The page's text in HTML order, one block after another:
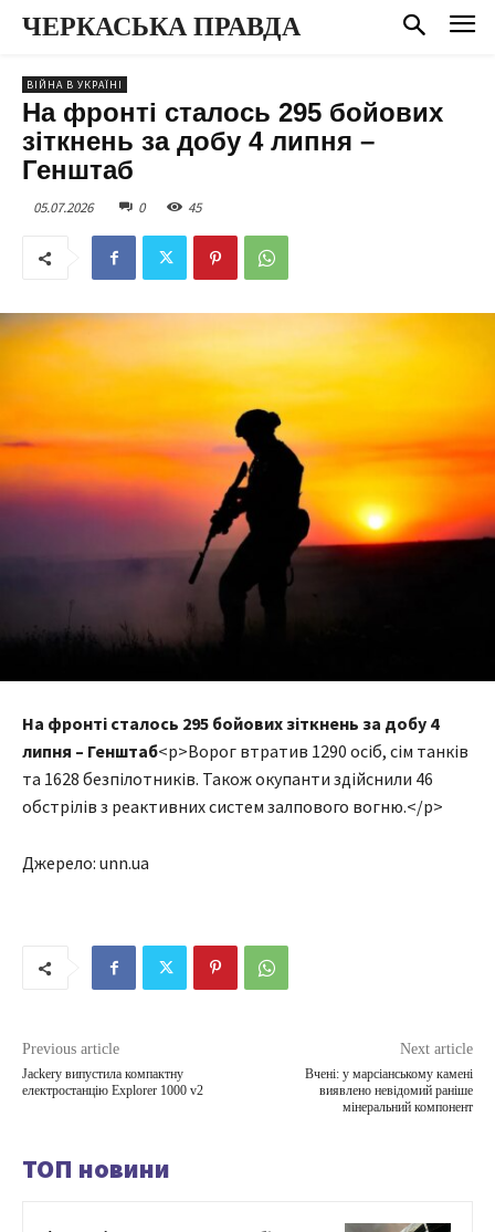
ЧЕРКАСЬКА ПРАВДА
ВІЙНА В УКРАЇНІ
На фронті сталось 295 бойових
зіткнень за добу 4 липня –
Генштаб
05.07.2026 0 45
На фронті сталось 295 бойових зіткнень за добу 4
липня – Генштаб<p>Ворог втратив 1290 осіб, сім танків
та 1628 безпілотників. Також окупанти здійснили 46
обстрілів з реактивних систем залпового вогню.</p>
Джерело: unn.ua
Previous article
Jackery випустила компактну
електростанцію Explorer 1000 v2
Next article
Вчені: у марсіанському камені
виявлено невідомий раніше
мінеральний компонент
ТОП новини